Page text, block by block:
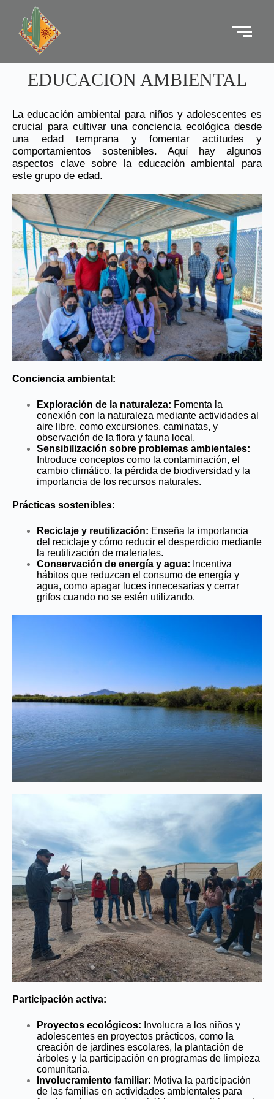
EDUCACION AMBIENTAL
La educación ambiental para niños y adolescentes es
crucial para cultivar una conciencia ecológica desde
una edad temprana y fomentar actitudes y
comportamientos sostenibles. Aquí hay algunos
aspectos clave sobre la educación ambiental para
este grupo de edad.
Conciencia ambiental:
Exploración de la naturaleza: Fomenta la
conexión con la naturaleza mediante actividades al
aire libre, como excursiones, caminatas, y
observación de la flora y fauna local.
Sensibilización sobre problemas ambientales:
Introduce conceptos como la contaminación, el
cambio climático, la pérdida de biodiversidad y la
importancia de los recursos naturales.
Prácticas sostenibles:
Reciclaje y reutilización: Enseña la importancia
del reciclaje y cómo reducir el desperdicio mediante
la reutilización de materiales.
Conservación de energía y agua: Incentiva
hábitos que reduzcan el consumo de energía y
agua, como apagar luces innecesarias y cerrar
grifos cuando no se estén utilizando.
Participación activa:
Proyectos ecológicos: Involucra a los niños y
adolescentes en proyectos prácticos, como la
creación de jardines escolares, la plantación de
árboles y la participación en programas de limpieza
comunitaria.
Involucramiento familiar: Motiva la participación
de las familias en actividades ambientales para